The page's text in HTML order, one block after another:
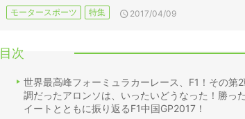
モータースポーツ 特集 2017/04/09
目次
世界最高峰フォーミュラカーレース、F1！その
調だったアロンソは、いったいどうなった！勝っ
イートとともに振り返るF1中国GP2017！